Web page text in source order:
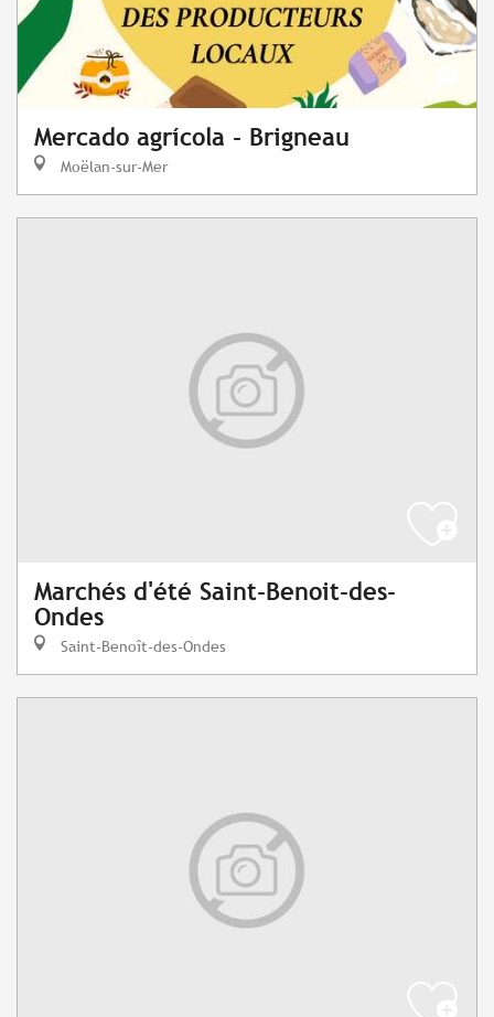
Mercado agrícola - Brigneau
Moëlan-sur-Mer
Marchés d'été Saint-Benoit-des-
Ondes
Saint-Benoît-des-Ondes